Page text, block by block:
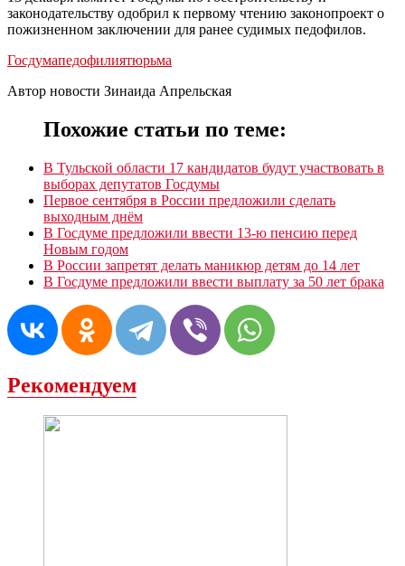
законодательству одобрил к первому чтению законопроект о
пожизненном заключении для ранее судимых педофилов.
Госдумапедофилиятюрьма
Автор новости Зинаида Апрельская
Похожие статьи по теме:
В Тульской области 17 кандидатов будут участвовать в
выборах депутатов Госдумы
Первое сентября в России предложили сделать
выходным днём
В Госдуме предложили ввести 13-ю пенсию перед
Новым годом
В России запретят делать маникюр детям до 14 лет
В Госдуме предложили ввести выплату за 50 лет брака
Рекомендуем